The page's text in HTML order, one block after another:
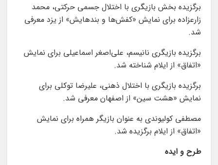
برگزیده بخش بازیگری با اختلال جسمی حرکتی، محمد
زارعزاده برای نمایش «کفش‌ها و بندهایش» از یزد معرفی
شد.
برگزیده بازیگری نانیسم، علی‌اصغر اسماعیلی برای نمایش
«اتفاق» از ایلام شناخته شد.
برگزیده بازیگری با اختلال ذهنی، علیرضا توکلی برای
نمایش «هشت سین» از اصفهان معرفی شد.
مصطفی کولیوندی به عنوان بازیگر همراه برای نمایش
«اتفاق» از ایلام برگزیده شد.
طرح و ایده